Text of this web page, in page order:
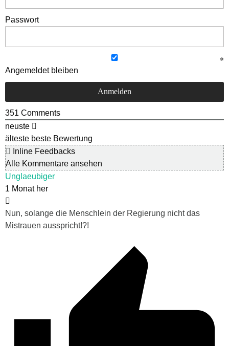
Passwort
Angemeldet bleiben
351 Comments
neuste
älteste beste Bewertung
Inline Feedbacks
Alle Kommentare ansehen
Unglaeubiger
1 Monat her
Nun, solange die Menschlein der Regierung nicht das
Mistrauen ausspricht!?!